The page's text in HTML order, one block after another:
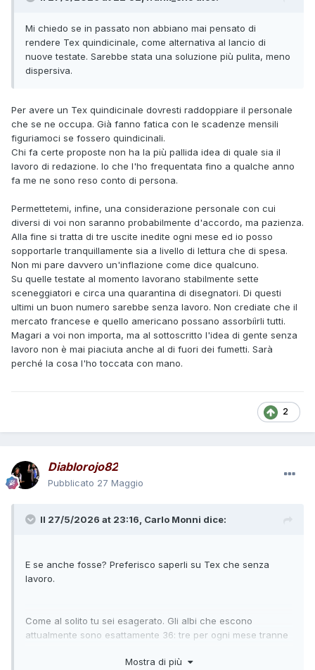
Mi chiedo se in passato non abbiano mai pensato di
rendere Tex quindicinale, come alternativa al lancio di
nuove testate. Sarebbe stata una soluzione più pulita, meno
dispersiva.
Per avere un Tex quindicinale dovresti raddoppiare il personale
che se ne occupa. Già fanno fatica con le scadenze mensili
figuriamoci se fossero quindicinali.
Chi fa certe proposte non ha la più pallida idea di quale sia il
lavoro di redazione. Io che l'ho frequentata fino a qualche anno
fa me ne sono reso conto di persona.
Permettetemi, infine, una considerazione personale con cui
diversi di voi non saranno probabilmente d'accordo, ma pazienza.
Alla fine si tratta di tre uscite inedite ogni mese ed io posso
sopportarle tranquillamente sia a livello di lettura che di spesa.
Non mi pare davvero un'inflazione come dice qualcuno.
Su quelle testate al momento lavorano stabilmente sette
sceneggiatori e circa una quarantina di disegnatori. Di questi
ultimi un buon numero sarebbe senza lavoro. Non crediate che il
mercato francese e quello americano possano assorbiìrli tutti.
Magari a voi non importa, ma al sottoscritto l'idea di gente senza
lavoro non è mai piaciuta anche al di fuori dei fumetti. Sarà
perché la cosa l'ho toccata con mano.
2
Diablorojo82
Pubblicato 27 Maggio
Il 27/5/2026 at 23:16, Carlo Monni dice:
E se anche fosse? Preferisco saperli su Tex che senza
lavoro.
Come al solito tu sei esagerato. Gli albi che escono
attualmente sono esattamente 36: tre per ogni mese tranne
attuali regole della distribuzione sarebbe possibile solo
Mostra di più